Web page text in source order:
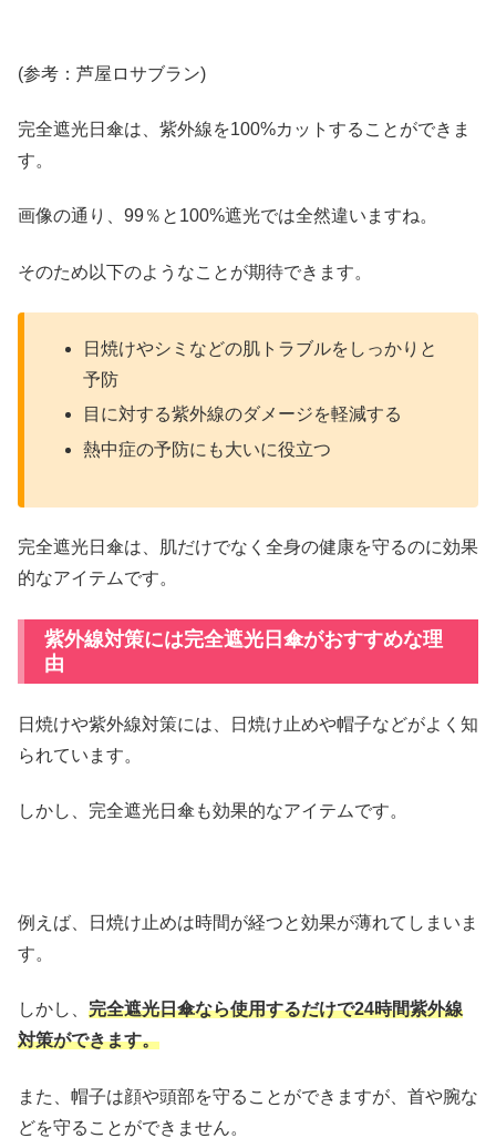
(参考：芦屋ロサブラン)
完全遮光日傘は、紫外線を100%カットすることができま
す。
画像の通り、99％と100%遮光では全然違いますね。
そのため以下のようなことが期待できます。
日焼けやシミなどの肌トラブルをしっかりと
予防
目に対する紫外線のダメージを軽減する
熱中症の予防にも大いに役立つ
完全遮光日傘は、肌だけでなく全身の健康を守るのに効果
的なアイテムです。
紫外線対策には完全遮光日傘がおすすめな理
由
日焼けや紫外線対策には、日焼け止めや帽子などがよく知
られています。
しかし、完全遮光日傘も効果的なアイテムです。
例えば、日焼け止めは時間が経つと効果が薄れてしまいま
す。
しかし、 完全遮光日傘なら使用するだけで24時間紫外線
対策ができます。
また、帽子は顔や頭部を守ることができますが、首や腕な
どを守ることができません。